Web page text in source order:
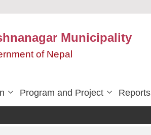
Municipality
of Nepal
Program and Project Reports